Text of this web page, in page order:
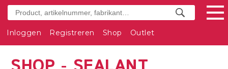
Inloggen Registreren Shop Outlet